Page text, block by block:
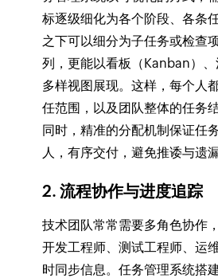
标逐级细化为各个阶段、各条
之下可以细分为子任务或检查
列，更能以看板（Kanban）
多样视图展现。这样，每个人
任范围，以及团队整体的任务
同时，精准的分配机制保证任
人，有序交付，避免推诿与遗漏
2. 流程协作与进度追踪
技术团队常常需要多角色协作
开发工程师、测试工程师、运
时同步信息。任务管理系统搭